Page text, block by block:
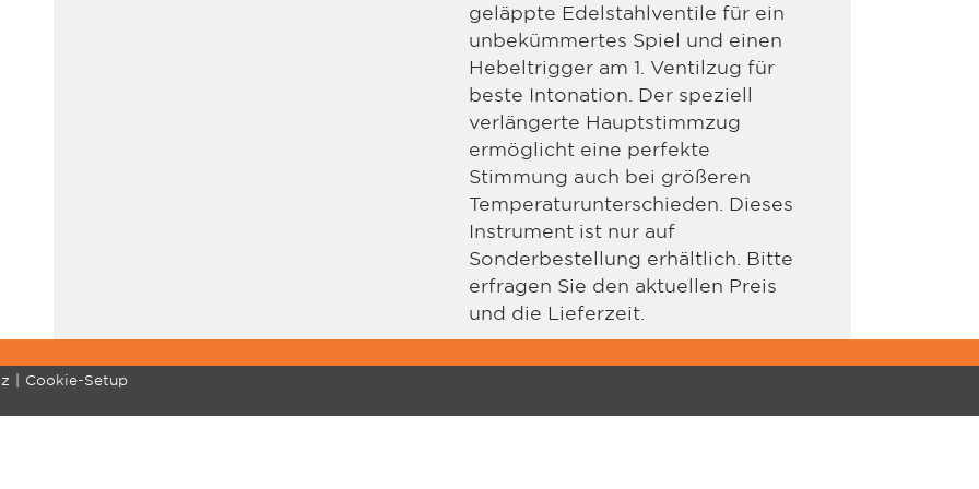
geläppte Edelstahlventile für ein
unbekümmertes Spiel und einen
Hebeltrigger am 1. Ventilzug für
beste Intonation. Der speziell
verlängerte Hauptstimmzug
ermöglicht eine perfekte
Stimmung auch bei größeren
Temperaturunterschieden. Dieses
Instrument ist nur auf
Sonderbestellung erhältlich. Bitte
erfragen Sie den aktuellen Preis
und die Lieferzeit.
Standard
Profitipps
Registrierungen
Cookie-Setup